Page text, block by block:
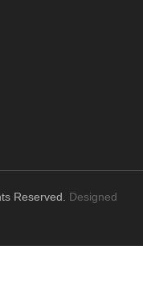
Reserved. Designed